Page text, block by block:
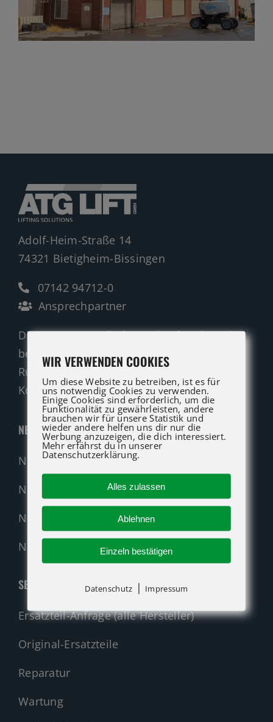
News
Adolf-Heim-Straße 14
74321 Bietigheim-Bissingen
07142 94712-0
Ansprechpartner
Die ATG LIFT Profis für Verkauf und Service
beraten Sie gerne.
Rufen Sie an oder nutzen Sie unser
Kontaktformular für eine Anfrage.
NEUMASCHINEN
Neumaschinen Übersicht
Neumaschinen Genie
Neumaschinen Merlo
Nehmen Sie Kontakt auf!
SERVICE
Ersatzteil-Anfrage (alle Hersteller)
Original-Ersatzteile
Reparatur
Wartung
WIR VERWENDEN COOKIES
Um diese Website zu betreiben, ist es für
uns notwendig Cookies zu verwenden.
Einige Cookies sind erforderlich, um die
Funktionalität zu gewährleisten, andere
brauchen wir für unsere Statistik und
wieder andere helfen uns dir nur die
Werbung anzuzeigen, die dich interessiert.
Mehr erfährst du in unserer
Datenschutzerklärung.
Alles zulassen
Ablehnen
Einzeln bestätigen
Datenschutz | Impressum